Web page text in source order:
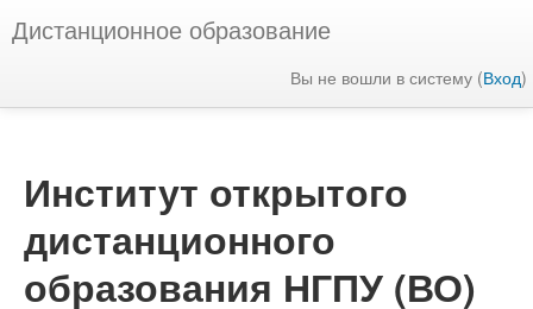
Дистанционное образование
Вы не вошли в систему (Вход)
Институт открытого
дистанционного
образования НГПУ (ВО)